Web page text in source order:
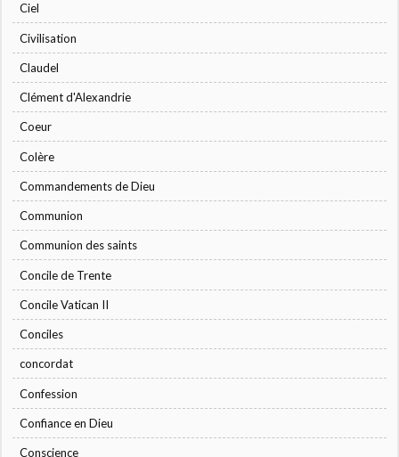
Ciel
Civilisation
Claudel
Clément d'Alexandrie
Coeur
Colère
Commandements de Dieu
Communion
Communion des saints
Concile de Trente
Concile Vatican II
Conciles
concordat
Confession
Confiance en Dieu
Conscience